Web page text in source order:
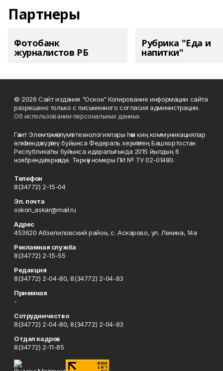
Партнеры
Фотобанк
журналистов РБ
Рубрика "Еда и
напитки"
© 2026 Сайт издания "Оскон" Копирование информации сайта
разрешено только с письменного согласия администрации.
Об использовании персональных данных
Гәзит Элемтә, мәғлүмәт технологиялары һәм киң коммуникациялар
өлкәһендә күҙәтеү буйынса Федераль хеҙмәттең Башҡортостан
Республикаһы буйынса идаралығында 2015 йылдың 6
ноябрендә теркәлде. Теркәү номеры ПИ № ТУ 02-01480.
Телефон
8(34772) 2-15-04
Эл. почта
oskon_askar@mail.ru
Адрес
453620 Абзелиловский район, с. Аскарово, ул. Ленина, 14а
Рекламная служба
8(34772) 2-15-55
Редакция
8(34772) 2-04-80, 8(34772) 2-04-83
Приемная
-
Сотрудничество
8(34772) 2-04-80, 8(34772) 2-04-83
Отдел кадров
8(34772) 2-11-85